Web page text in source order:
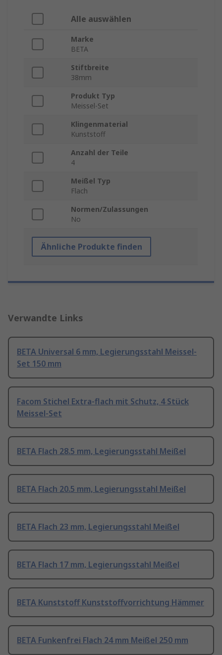
Alle auswählen
Marke
BETA
Stiftbreite
38mm
Produkt Typ
Meissel-Set
Klingenmaterial
Kunststoff
Anzahl der Teile
4
Meißel Typ
Flach
Normen/Zulassungen
No
Ähnliche Produkte finden
Verwandte Links
BETA Universal 6 mm, Legierungsstahl Meissel-
Set 150 mm
Facom Stichel Extra-flach mit Schutz, 4 Stück
Meissel-Set
BETA Flach 28.5 mm, Legierungsstahl Meißel
BETA Flach 20.5 mm, Legierungsstahl Meißel
BETA Flach 23 mm, Legierungsstahl Meißel
BETA Flach 17 mm, Legierungsstahl Meißel
BETA Kunststoff Kunststoffvorrichtung Hämmer
BETA Funkenfrei Flach 24 mm Meißel 250 mm